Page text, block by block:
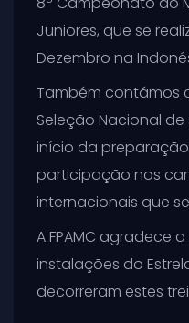
Juniores, que se
Dezembro na
Também contámos
Seleção Nacional
início da
participação nos
internacionais que
A FPAMC agradece
instalações do
decorreram estes